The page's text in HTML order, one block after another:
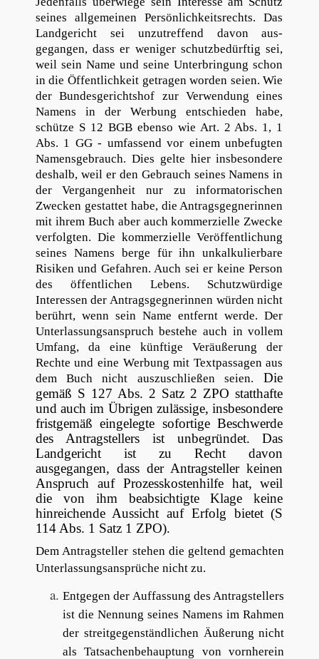
seines allgemeinen Persönlichkeitsrechts. Das
Landgericht sei unzutreffend davon aus-
gegangen, dass er weniger schutzbedürftig sei,
weil sein Name und seine Unterbringung schon
in die Öffentlichkeit getragen worden seien. Wie
der Bundesgerichtshof zur Verwendung eines
Namens in der Werbung entschieden habe,
schütze S 12 BGB ebenso wie Art. 2 Abs. 1, 1
Abs. 1 GG - umfassend vor einem unbefugten
Namensgebrauch. Dies gelte hier insbesondere
deshalb, weil er den Gebrauch seines Namens in
der Vergangenheit nur zu informatorischen
Zwecken gestattet habe, die Antragsgegnerinnen
mit ihrem Buch aber auch kommerzielle Zwecke
verfolgten. Die kommerzielle Veröffentlichung
seines Namens berge für ihn unkalkulierbare
Risiken und Gefahren. Auch sei er keine Person
des öffentlichen Lebens. Schutzwürdige
Interessen der Antragsgegnerinnen würden nicht
berührt, wenn sein Name entfernt werde. Der
Unterlassungsanspruch bestehe auch in vollem
Umfang, da eine künftige Veräußerung der
Rechte und eine Werbung mit Textpassagen aus
dem Buch nicht auszuschließen seien.
Die
gemäß S 127 Abs. 2 Satz 2 ZPO statthafte
und auch im Übrigen zulässige, insbesondere
fristgemäß eingelegte sofortige Beschwerde
des Antragstellers ist unbegründet. Das
Landgericht ist zu Recht davon
ausgegangen, dass der Antragsteller keinen
Anspruch auf Prozesskostenhilfe hat, weil
die von ihm beabsichtigte Klage keine
hinreichende Aussicht auf Erfolg bietet (S
114 Abs. 1 Satz 1 ZPO).
Dem Antragsteller stehen die geltend gemachten
Unterlassungsansprüche nicht zu.
Entgegen der Auffassung des Antragstellers
ist die Nennung seines Namens im Rahmen
der streitgegenständlichen Äußerung nicht
als Tatsachenbehauptung von vornherein